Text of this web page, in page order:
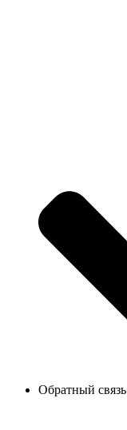
Обратный связь